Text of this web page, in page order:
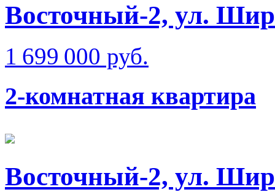
Восточный-2, ул.
1 699 000 руб.
2-комнатная квартира
Восточный-2, ул.